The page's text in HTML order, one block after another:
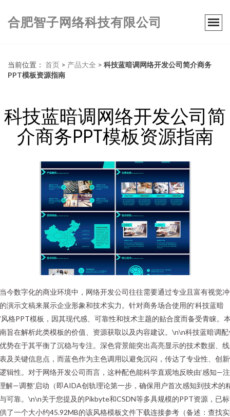
合肥智子网络科技有限公司
当前位置： 首页 > 产品大全 > 科技蓝暗调网络开发公司简介商务
PPT模板资源指南
科技蓝暗调网络开发公司简
介商务PPT模板资源指南
今数字化的商业环境中，网络开发公司往往需要通过专业且富有视觉
演示文稿来展示企业形象和技术实力。针对商务场合使用的‘科技蓝暗
风格PPT模板，因其现代感、可靠性和技术主题的贴合度而备受青睐。
旨在解析此类模板的价值、资源获取以及内容建议。\n\n科技蓝暗调配
势在于其平衡了沉稳与专注。深色背景能突出高亮显示的技术数据、
及关键信息点，而蓝色作为主色调用以避免沉闷，传达了专业性、创
辑性。对于网络开发公司而言，这种配色能科学直观地反映由‘感知—
解—调整’启动（即AIDA创轨理论第一步，确保用户首次感知到技术的
可靠。\n\n关于您提及的Pikbyte和CSDN等多具规模的PPT资源，已
了一个大小约45.92MB的该风格模板文件下载连接参考（备述：查找